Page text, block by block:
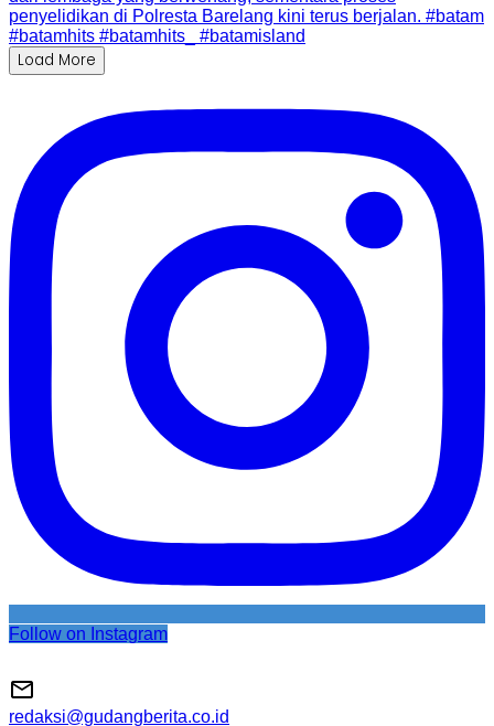
Load More
Follow on Instagram
redaksi@gudangberita.co.id